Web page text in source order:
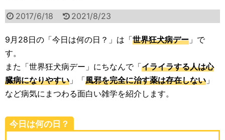
2017/6/18 2021/8/23
9月28日の「今日は何の日？」は「世界狂犬病デー 」で
す。
また「世界狂犬病デー」にちなんで「イライラする人は心
臓病になりやすい 」「風邪を完全に治す薬は存在しない 」
など病気にまつわる面白い雑学を紹介します。
今日は何の日？
面白い雑学
スポーツ雑学
食べ物雑学
動物雑学